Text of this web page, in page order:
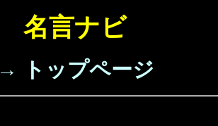
名言ナビ
→ トップページ